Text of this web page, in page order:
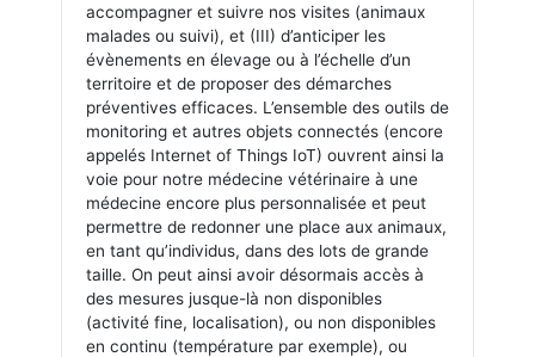
accompagner et suivre nos visites (animaux
malades ou suivi), et (III) d’anticiper les
évènements en élevage ou à l’échelle d’un
territoire et de proposer des démarches
préventives efficaces. L’ensemble des outils de
monitoring et autres objets connectés (encore
appelés Internet of Things IoT) ouvrent ainsi la
voie pour notre médecine vétérinaire à une
médecine encore plus personnalisée et peut
permettre de redonner une place aux animaux,
en tant qu’individus, dans des lots de grande
taille. On peut ainsi avoir désormais accès à
des mesures jusque-là non disponibles
(activité fine, localisation), ou non disponibles
en continu (température par exemple), ou